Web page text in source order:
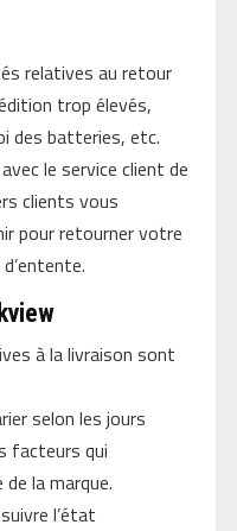
relatives au retour
trop élevés,
des batteries, etc.
le service client de
clients vous
pour retourner votre
à la livraison sont
selon les jours
facteurs qui
la marque.
l’état